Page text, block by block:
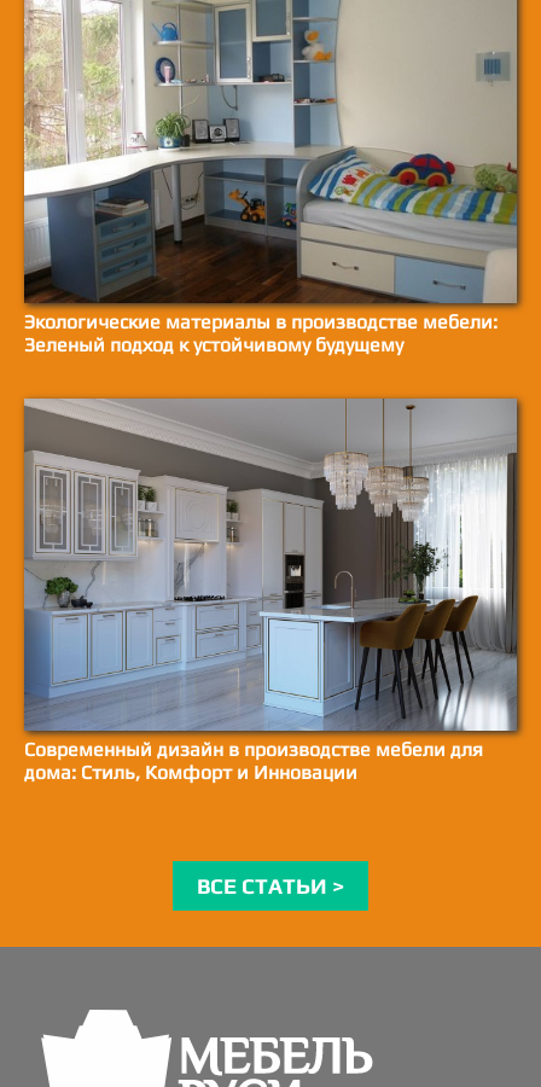
Экологические материалы в производстве мебели:
Зеленый подход к устойчивому будущему
Современный дизайн в производстве мебели для
дома: Стиль, Комфорт и Инновации
ВСЕ СТАТЬИ >